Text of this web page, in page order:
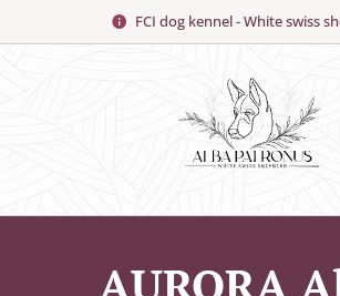
FCI dog kennel - White swiss